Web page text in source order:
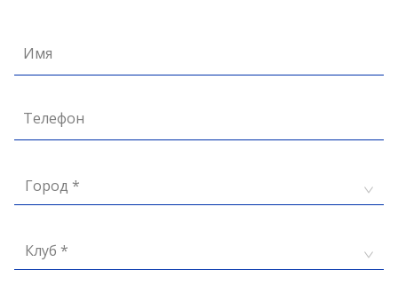
Имя
Телефон
Город *
Клуб *